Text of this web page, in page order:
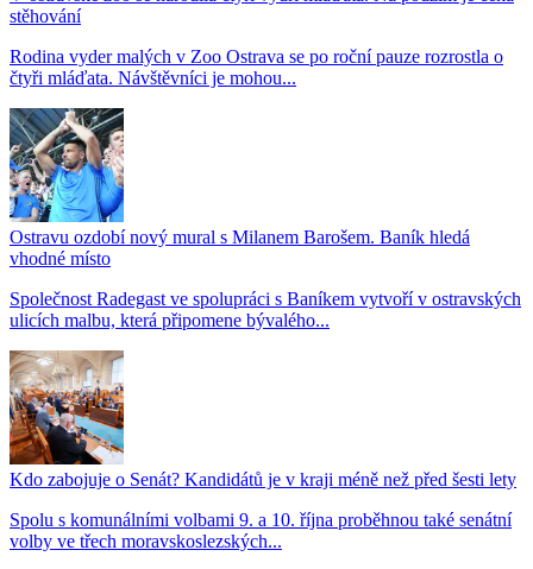
stěhování
Rodina vyder malých v Zoo Ostrava se po roční pauze rozrostla o
čtyři mláďata. Návštěvníci je mohou...
Ostravu ozdobí nový mural s Milanem Barošem. Baník hledá
vhodné místo
Společnost Radegast ve spolupráci s Baníkem vytvoří v ostravských
ulicích malbu, která připomene bývalého...
Kdo zabojuje o Senát? Kandidátů je v kraji méně než před šesti lety
Spolu s komunálními volbami 9. a 10. října proběhnou také senátní
volby ve třech moravskoslezských...